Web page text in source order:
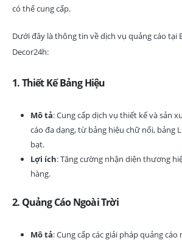
có thể cung cấp.
Dưới đây là thông tin về dịch vụ quảng cáo tại
Decor24h:
1.Thiết Kế Bảng Hiệu
Mô tả: Cung cấp dịch vụ thiết kế và sản
cáo đa dạng, từ bảng hiệu chữ nổi, bảng
bạt.
Lợi ích: Tăng cường nhận diện thương
hàng.
2. Quảng Cáo Ngoài Trời
Mô tả: Cung cấp các giải pháp quảng